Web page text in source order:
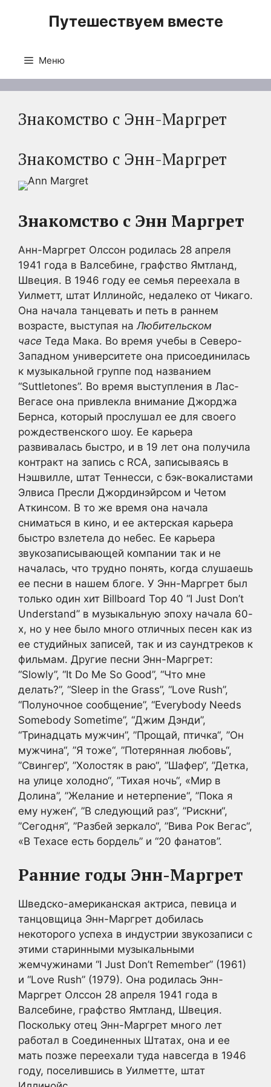
Путешествуем вместе
Меню
Знакомство с Энн-Маргрет
Знакомство с Энн-Маргрет
Знакомство с Энн Маргрет
Анн-Маргрет Олссон родилась 28 апреля
1941 года в Валсебине, графство Ямтланд,
Швеция. В 1946 году ее семья переехала в
Уилметт, штат Иллинойс, недалеко от Чикаго.
Она начала танцевать и петь в раннем
возрасте, выступая наЛюбительском
часе Теда Мака. Во время учебы в Северо-
Западном университете она присоединилась
к музыкальной группе под названием
“Suttletones”. Во время выступления в Лас-
Вегасе она привлекла внимание Джорджа
Бернса, который прослушал ее для своего
рождественского шоу. Ее карьера
развивалась быстро, и в 19 лет она получила
контракт на запись с RCA, записываясь в
Нэшвилле, штат Теннесси, с бэк-вокалистами
Элвиса Пресли Джординэйрсом и Четом
Аткинсом. В то же время она начала
сниматься в кино, и ее актерская карьера
быстро взлетела до небес. Ее карьера
звукозаписывающей компании так и не
началась, что трудно понять, когда слушаешь
ее песни в нашем блоге. У Энн-Маргрет был
только один хит Billboard Top 40 “I Just Don’t
Understand” в музыкальную эпоху начала 60-
х, но у нее было много отличных песен как из
ее студийных записей, так и из саундтреков к
фильмам. Другие песни Энн-Маргрет:
“Slowly”, “It Do Me So Good”, “Что мне
делать?”, “Sleep in the Grass”, “Love Rush”,
“Полуночное сообщение”, “Everybody Needs
Somebody Sometime”, “Джим Дэнди”,
“Тринадцать мужчин”, ”Прощай, птичка“, ”Он
мужчина“, ”Я тоже“, ”Потерянная любовь“,
”Свингер“, ”Холостяк в раю“, ”Шафер“, ”Детка,
на улице холодно“, ”Тихая ночь“, «Мир в
Долина”, ”Желание и нетерпение“, ”Пока я
ему нужен“, ”В следующий раз“, ”Рискни“,
”Сегодня“, ”Разбей зеркало“, ”Вива Рок Вегас“,
«В Техасе есть бордель” и “20 фанатов”.
Ранние годы Энн-Маргрет
Шведско-американская актриса, певица и
танцовщица Энн-Маргрет добилась
некоторого успеха в индустрии звукозаписи с
этими старинными музыкальными
жемчужинами “I Just Don’t Remember” (1961)
и “Love Rush” (1979). Она родилась Энн-
Маргрет Олссон 28 апреля 1941 года в
Валсебине, графство Ямтланд, Швеция.
Поскольку отец Энн-Маргрет много лет
работал в Соединенных Штатах, она и ее
мать позже переехали туда навсегда в 1946
году, поселившись в Уилметте, штат